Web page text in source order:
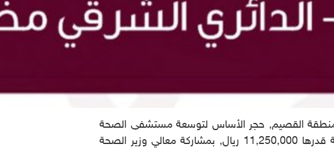
منطقة القصيم, حجر الأساس لتوسعة مستشفى الصحة
النفسية بمدينة بريدة, الذي سينفذ بتبرع من وقف الشيخ سليمان الراجحي بقيمة إجمالية قدرها 11,250,000 ريال, بمشاركة معالي وزير الصحة